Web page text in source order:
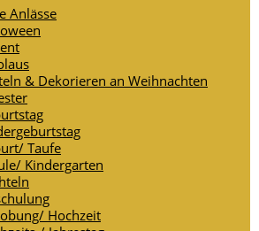
Anlässe
& Dekorieren an Weihnachten
Taufe
Kindergarten
Hochzeit